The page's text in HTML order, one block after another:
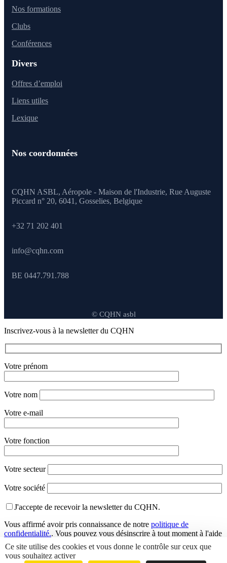
Nos formations
Clubs
Conférences
Divers
Offres d’emploi
Liens utiles
Lexique
Nos coordonnées
CQHN ASBL, Aéropole - Maison de l'Industrie, Rue Auguste
Piccard n° 20, 6041, Gosselies, Belgique
+32 71 202 401
info@cqhn.com
BE 0447.791.788
© CQHN asbl
Inscrivez-vous à la newsletter du CQHN
Votre prénom
Votre nom
Votre e-mail
Votre fonction
Votre secteur
Votre société
J'accepte de recevoir la newsletter du CQHN.
Vous affirmé avoir pris connaissance de notre politique de
confidentialité.. Vous pouvez vous désinscrire à tout moment à l'aide
des liens de désinscription ou en nous contactant à l'adresse
info@cqhn.com.
Ce site utilise des cookies et vous donne le contrôle sur ceux que
vous souhaitez activer